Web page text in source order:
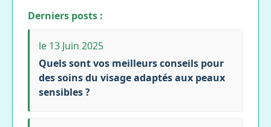
Derniers posts :
le 13 Juin 2025
Quels sont vos meilleurs conseils pour
des soins du visage adaptés aux peaux
sensibles ?